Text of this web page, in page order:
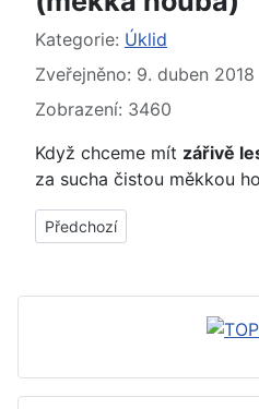
Základní údaje
Kategorie: Úklid
Zveřejněno: 9. duben 2018
Zobrazení: 3460
Když chceme mít zářivě
za sucha čistou měkkou
Předchozí článek: Jak
Předchozí